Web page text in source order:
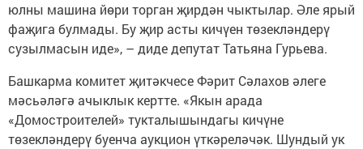
юлны машина йөри торган җирдән чыктылар. Әле ярый
фаҗига булмады. Бу җир асты кичүен төзекләндерү
сузылмасын иде», – диде депутат Татьяна Гурьева.
Башкарма комитет җитәкчесе Фәрит Сәлахов әлеге
мәсьәләгә ачыклык кертте. «Якын арада
«Домостроителей» тукталышындагы кичүне
төзекләндерү буенча аукцион үткәреләчәк. Шундый ук